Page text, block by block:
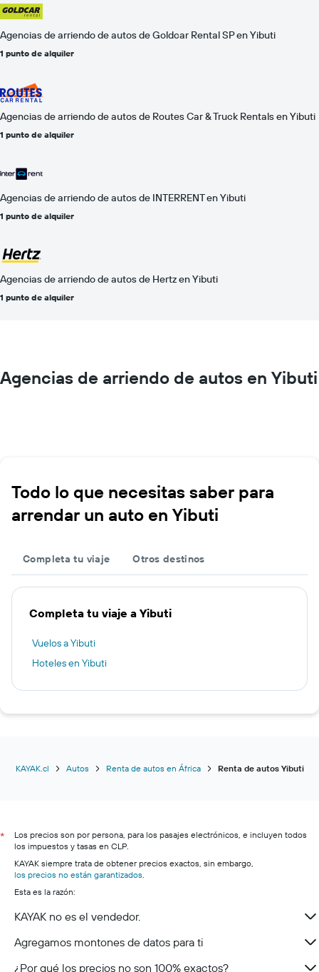
Agencias de arriendo de autos de Goldcar Rental SP en Yibuti
1 punto de alquiler
Agencias de arriendo de autos de Routes Car & Truck Rentals en Yibuti
1 punto de alquiler
Agencias de arriendo de autos de INTERRENT en Yibuti
1 punto de alquiler
Agencias de arriendo de autos de Hertz en Yibuti
1 punto de alquiler
Agencias de arriendo de autos en Yibuti
Todo lo que necesitas saber para
arrendar un auto en Yibuti
Completa tu viaje Otros destinos
Completa tu viaje a Yibuti
Vuelos a Yibuti
Hoteles en Yibuti
KAYAK.cl Autos Renta de autos en África Renta de autos Yibuti
*
Los precios son por persona, para los pasajes electrónicos, e incluyen todos
los impuestos y tasas en CLP.
KAYAK siempre trata de obtener precios exactos, sin embargo,
los precios no están garantizados.
Esta es la razón:
KAYAK no es el vendedor.
Agregamos montones de datos para ti
¿Por qué los precios no son 100% exactos?